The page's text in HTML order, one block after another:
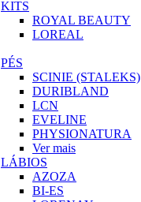
KITS
ROYAL BEAUTY
LOREAL
PÉS
SCINIE (STALEKS)
DURIBLAND
LCN
EVELINE
PHYSIONATURA
Ver mais
LÁBIOS
AZOZA
BI-ES